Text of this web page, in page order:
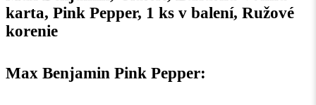
karta, Pink Pepper, 1 ks v balení, Ružové
korenie
Max Benjamin Pink Pepper: